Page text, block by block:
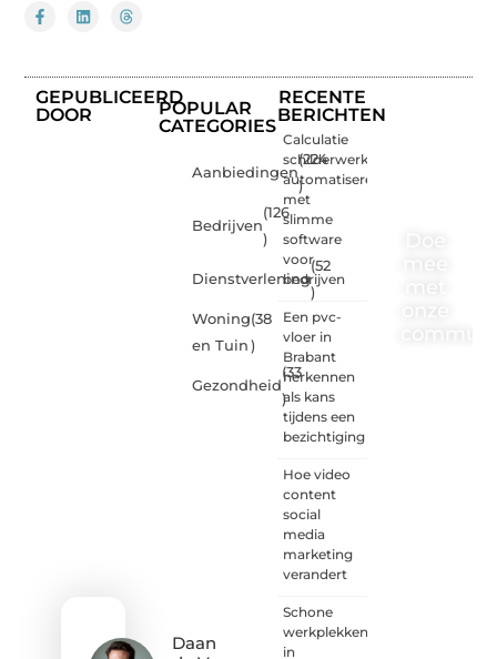
GEPUBLICEERD
DOOR
Daan
POPULAR
CATEGORIES
Aanbiedingen
(224
)
Bedrijven
(126
)
Dienstverlening
(52
)
Woning
en Tuin
(38
)
Gezondheid
(33
)
RECENTE
BERICHTEN
Calculatie
schilderwerk
automatiseren
met
slimme
software
voor
bedrijven
Een pvc-
vloer in
Brabant
herkennen
als kans
tijdens een
bezichtiging
Hoe video
content
social
media
marketing
verandert
Schone
werkplekken
in